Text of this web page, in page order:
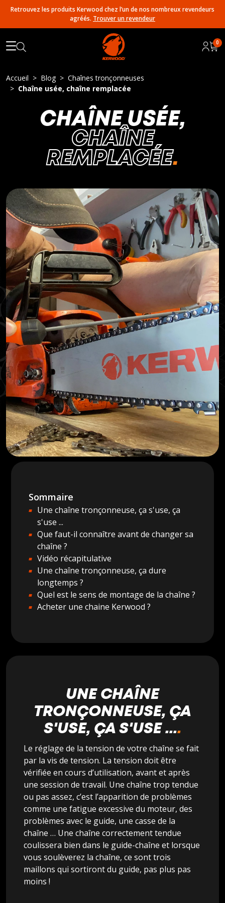
Retrouvez les produits Kerwood chez l’un de nos nombreux revendeurs
agréés. Trouver un revendeur
0
Accueil Blog
Chaînes tronçonneuses
Chaîne usée, chaîne remplacée
CHAÎNE USÉE,
CHAÎNE
REMPLACÉE
Sommaire
Une chaîne tronçonneuse, ça s'use, ça
s'use ...​
Que faut-il connaître avant de changer sa
chaîne ?​
Vidéo récapitulative
Une chaîne tronçonneuse, ça dure
longtemps ?​
Quel est le sens de montage de la chaîne ?​
Acheter une chaine Kerwood ?​
UNE CHAÎNE
TRONÇONNEUSE, ÇA
S'USE, ÇA S'USE ...
Le réglage de la tension de votre chaîne se fait
par la vis de tension. La tension doit être
vérifiée en cours d’utilisation, avant et après
une session de travail. Une chaîne trop tendue
ou pas assez, c’est l’apparition de problèmes
comme une fatigue excessive du moteur, des
problèmes avec le guide, une casse de la
chaîne … Une chaîne correctement tendue
coulissera bien dans le guide-chaîne et lorsque
vous soulèverez la chaîne, ce sont trois
maillons qui sortiront du guide, pas plus pas
moins !